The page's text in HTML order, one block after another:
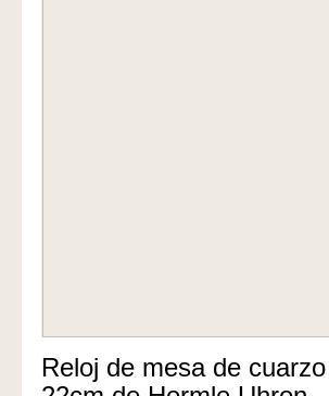
Reloj de mesa de cuarzo